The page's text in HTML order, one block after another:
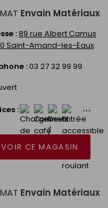
Envain Matériaux
:89 rue Albert Camus
Saint-Amand-les-Eaux
:03 27 32 99 99
:
VOIR CE MAGASIN
Envain Matériaux